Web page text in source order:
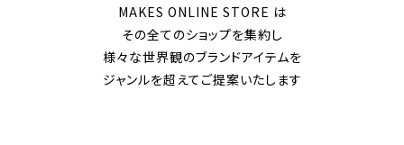
MAKES ONLINE STORE は
その全てのショップを集約し
様々な世界観のブランドアイテムを
ジャンルを超えてご提案いたします